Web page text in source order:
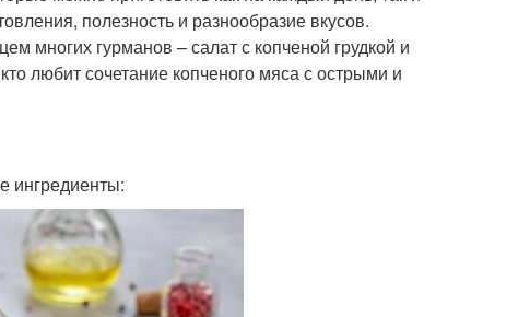
полезность и разнообразие вкусов.
многих гурманов – салат с копченой грудкой и
любит сочетание копченого мяса с острыми и
ингредиенты: